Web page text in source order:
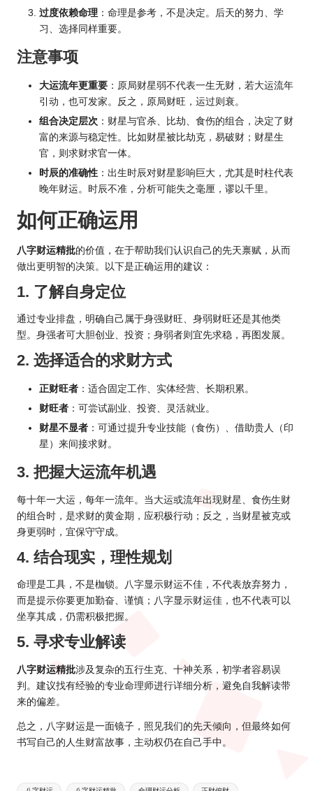
过度依赖命理 ：命理是参考，不是决定。后天的努力、学
习、选择同样重要。
注意事项
大运流年更重要 ：原局财星弱不代表一生无财，若大运流年
引动，也可发家。反之，原局财旺，运过则衰。
组合决定层次 ：财星与官杀、比劫、食伤的组合，决定了财
富的来源与稳定性。比如财星被比劫克，易破财；财星生
官，则求财求官一体。
时辰的准确性 ：出生时辰对财星影响巨大，尤其是时柱代表
晚年财运。时辰不准，分析可能失之毫厘，谬以千里。
如何正确运用
八字财运精批的价值，在于帮助我们认识自己的先天禀赋，从而
做出更明智的决策。以下是正确运用的建议：
1. 了解自身定位
通过专业排盘，明确自己属于身强财旺、身弱财旺还是其他类
型。身强者可大胆创业、投资；身弱者则宜先求稳，再图发展。
2. 选择适合的求财方式
正财旺者 ：适合固定工作、实体经营、长期积累。
财旺者 ：可尝试副业、投资、灵活就业。
财星不显者 ：可通过提升专业技能（食伤）、借助贵人（印
星）来间接求财。
3. 把握大运流年机遇
每十年一大运，每年一流年。当大运或流年出现财星、食伤生财
的组合时，是求财的黄金期，应积极行动；反之，当财星被克或
身更弱时，宜保守守成。
4. 结合现实，理性规划
命理是工具，不是枷锁。八字显示财运不佳，不代表放弃努力，
而是提示你要更加勤奋、谨慎；八字显示财运佳，也不代表可以
坐享其成，仍需积极把握。
5. 寻求专业解读
八字财运精批涉及复杂的五行生克、十神关系，初学者容易误
判。建议找有经验的专业命理师进行详细分析，避免自我解读带
来的偏差。
总之，八字财运是一面镜子，照见我们的先天倾向，但最终如何
书写自己的人生财富故事，主动权仍在自己手中。
Tags: